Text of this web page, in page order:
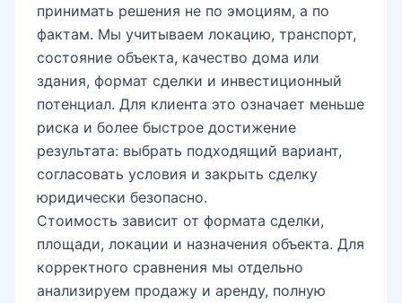
принимать решения не по эмоциям, а по
фактам. Мы учитываем локацию, транспорт,
состояние объекта, качество дома или
здания, формат сделки и инвестиционный
потенциал. Для клиента это означает меньше
риска и более быстрое достижение
результата: выбрать подходящий вариант,
согласовать условия и закрыть сделку
юридически безопасно.
Стоимость зависит от формата сделки,
площади, локации и назначения объекта. Для
корректного сравнения мы отдельно
анализируем продажу и аренду, полную